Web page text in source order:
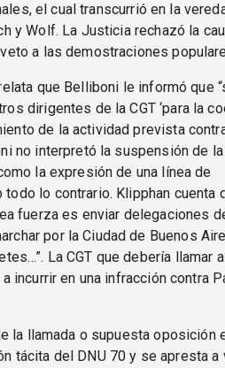
el cual transcurrió en la
y Wolf. La Justicia rechazó la
a las demostraciones
que Belliboni le informó que
dirigentes de la CGT ‘para la
de la actividad prevista
no interpretó la suspensión de
la expresión de una línea de
lo contrario. Klipphan cuenta
fuerza es enviar delegaciones
por la Ciudad de Buenos
La CGT que debería llamar
incurrir en una infracción contra
la llamada o supuesta oposición
tácita del DNU 70 y se apresta a